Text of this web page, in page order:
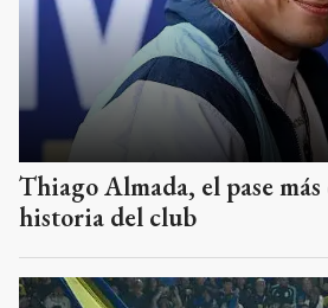
Thiago Almada, el pase
historia del club